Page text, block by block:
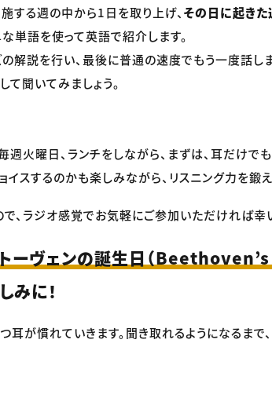
する週の中から1日を取り上げ、 その日に起き
単語を使って英語で紹介します。
の解説を行い、最後に普通の速度でもう一度話し
聞いてみましょう。
火曜日、ランチをしながら、まずは、耳だけで
スするのかも楽しみながら、リスニング力を鍛え
、ラジオ感覚でお気軽にご参加いただければ幸
トーヴェンの誕生日（
みに！
耳が慣れていきます。聞き取れるようになるまで